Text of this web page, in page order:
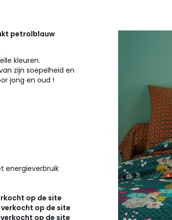
petrolblauw
kleuren.
zijn soepelheid en
jong en oud !
energieverbruik
op de site
op de site
op de site